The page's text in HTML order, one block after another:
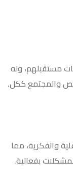
مستقبلهم، وله
والمجتمع ككل.
والفكرية، مما
بفعالية.